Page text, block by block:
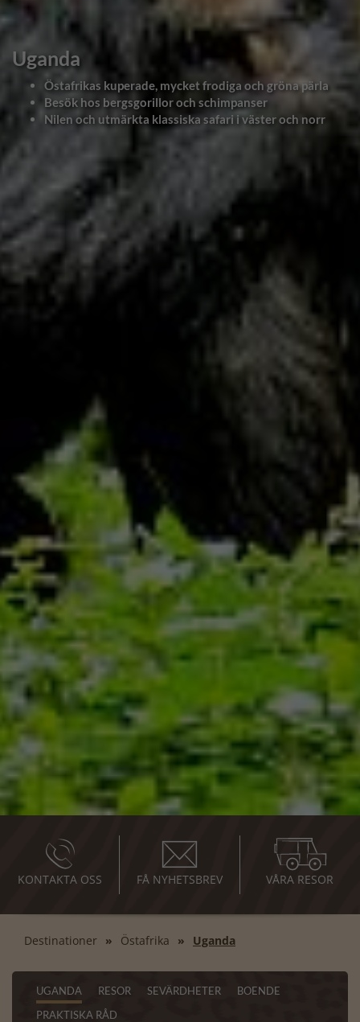
Uganda
Östafrikas kuperade, mycket frodiga och gröna pärla
Besök hos bergsgorillor och schimpanser
Nilen och utmärkta klassiska safari i väster och norr
KONTAKTA OSS FÅ NYHETSBREV VÅRA RESOR
Destinationer Östafrika Uganda
UGANDA RESOR SEVÄRDHETER
BOENDE
PRAKTISKA RÅD